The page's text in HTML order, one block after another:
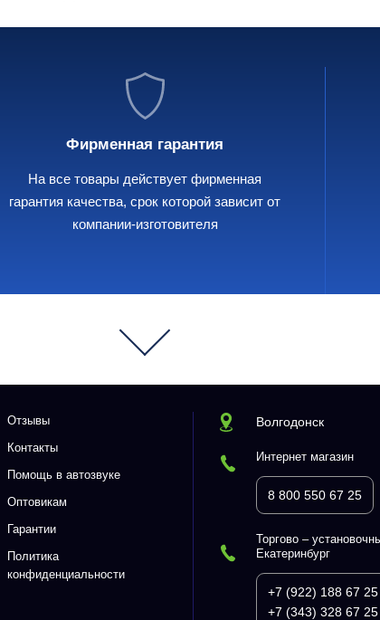
Фирменная гарантия
На все товары действует фирменная
гарантия качества, срок которой зависит от
компании-изготовителя
Отзывы
Контакты
Помощь в автозвуке
Оптовикам
Гарантии
Политика
конфиденциальности
Волгодонск
Интернет магазин
8 800 550 67 25
Торгово –
Екатеринбург
+7 (922) 188 67 25
+7 (343) 328 67 25